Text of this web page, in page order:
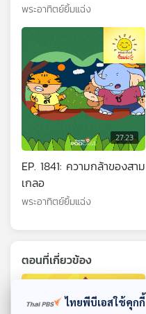
พระอาทิตย์ยิ้มแฉ่ง
27:23
EP. 1841: ความกล้าของสาม
เกลอ
พระอาทิตย์ยิ้มแฉ่ง
ตอนที่เกี่ยวข้อง
ไทยพีบีเอสใช้คุกกี้